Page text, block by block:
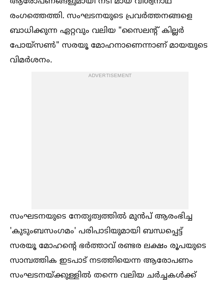
രംഗത്തെത്തി. സംഘടനയുടെ പ്രവർത്തനങ്ങളെ
ബാധിക്കുന്ന ഏറ്റവും വലിയ "സൈലന്റ് കില്ലർ
പോയ്സണ്‍" സരയൂ മോഹനാണെന്നാണ് മായയുടെ
വിമർശനം.
ADVERTISEMENT
സംഘടനയുടെ നേതൃത്വത്തില്‍ മുൻപ് ആരംഭിച്ച
'കുടുംബസംഗമം' പരിപാടിയുമായി ബന്ധപ്പെട്ട്
സരയൂ മോഹന്റെ ഭർത്താവ് രണ്ടര ലക്ഷം രൂപയുടെ
സാമ്പത്തിക ഇടപാട് നടത്തിയെന്ന ആരോപണം
സംഘടനയ്ക്കുള്ളില്‍ തന്നെ വലിയ ചർച്ചകള്‍ക്ക്